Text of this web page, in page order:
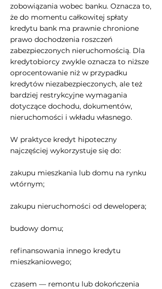
zobowiązania wobec banku. Oznacza to,
że do momentu całkowitej spłaty
kredytu bank ma prawnie chronione
prawo dochodzenia roszczeń
zabezpieczonych nieruchomością. Dla
kredytobiorcy zwykle oznacza to niższe
oprocentowanie niż w przypadku
kredytów niezabezpieczonych, ale też
bardziej restrykcyjne wymagania
dotyczące dochodu, dokumentów,
nieruchomości i wkładu własnego.
W praktyce kredyt hipoteczny
najczęściej wykorzystuje się do:
zakupu mieszkania lub domu na rynku
wtórnym;
zakupu nieruchomości od dewelopera;
budowy domu;
refinansowania innego kredytu
mieszkaniowego;
czasem — remontu lub dokończenia